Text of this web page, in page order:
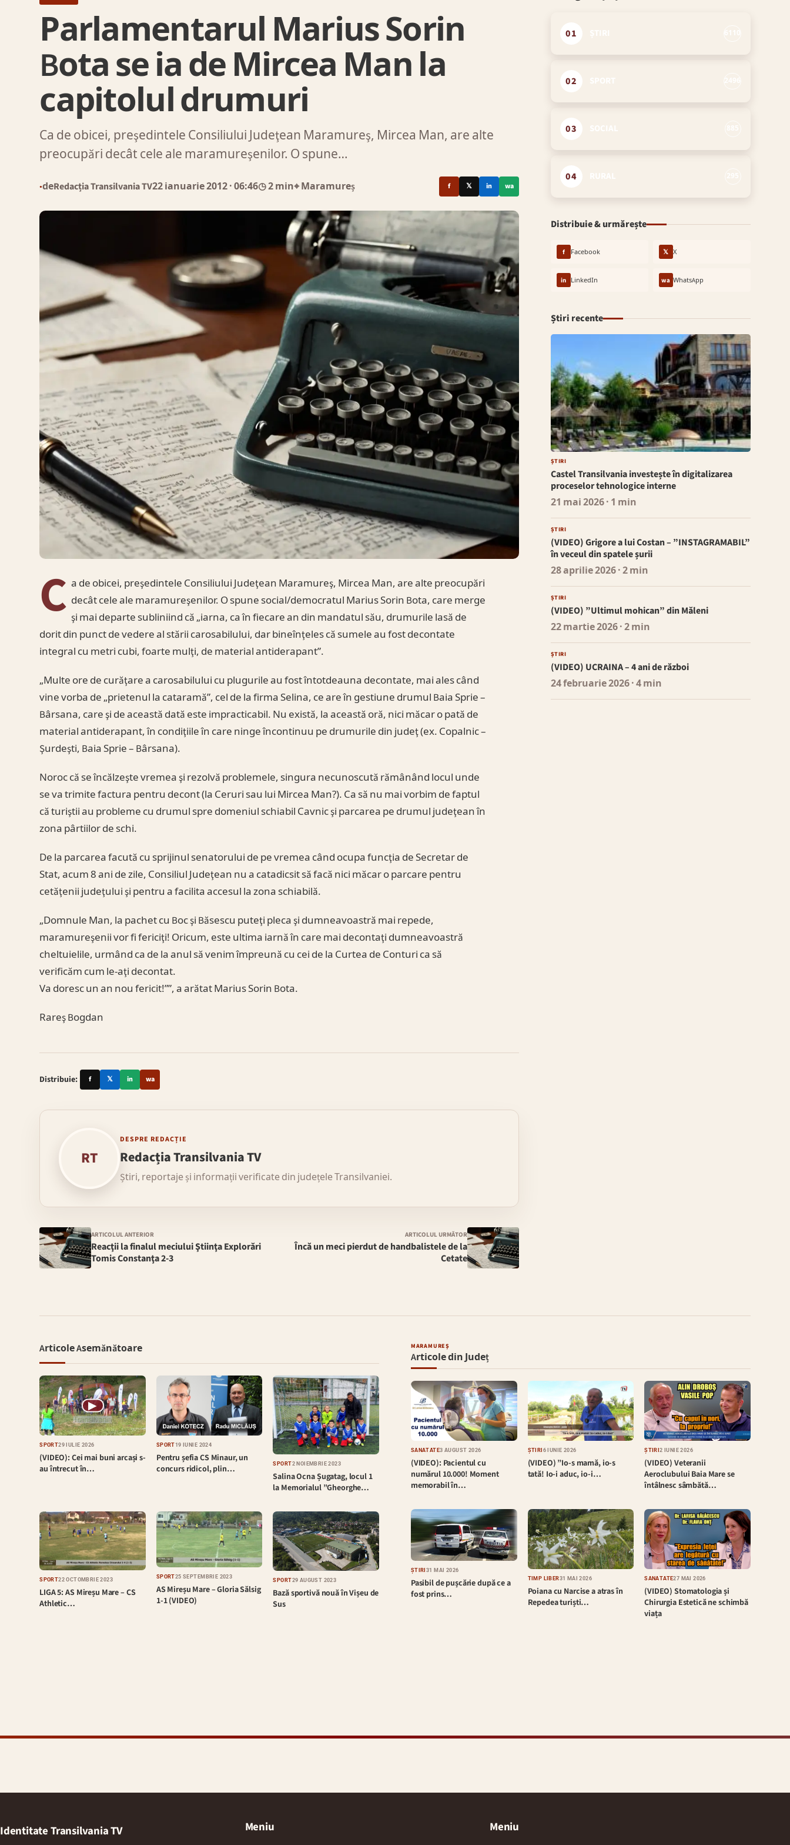
Parlamentarul Marius Sorin
Bota se ia de Mircea Man la
capitolul drumuri
Ca de obicei, preşedintele Consiliului Judeţean Maramureş, Mircea Man, are alte
preocupări decât cele ale maramureşenilor. O spune…
●deRedacția Transilvania TV22 ianuarie 2012· 06:46◷ 2 min⌖ Maramureș f 𝕏 in wa
C a de obicei, preşedintele Consiliului Judeţean Maramureş, Mircea Man, are alte preocupări
decât cele ale maramureşenilor. O spune social/democratul Marius Sorin Bota, care merge
şi mai departe subliniind că „iarna, ca în fiecare an din mandatul său, drumurile lasă de
dorit din punct de vedere al stării carosabilului, dar bineînţeles că sumele au fost decontate
integral cu metri cubi, foarte mulţi, de material antiderapant”.
„Multe ore de curăţare a carosabilului cu plugurile au fost întotdeauna decontate, mai ales când
vine vorba de „prietenul la cataramă”, cel de la firma Selina, ce are în gestiune drumul Baia Sprie –
Bârsana, care şi de această dată este impracticabil. Nu există, la această oră, nici măcar o pată de
material antiderapant, în condiţiile în care ninge încontinuu pe drumurile din judeţ (ex. Copalnic –
Şurdeşti, Baia Sprie – Bârsana).
Noroc că se încălzeşte vremea şi rezolvă problemele, singura necunoscută rămânând locul unde
se va trimite factura pentru decont (la Ceruri sau lui Mircea Man?). Ca să nu mai vorbim de faptul
că turiştii au probleme cu drumul spre domeniul schiabil Cavnic şi parcarea pe drumul judeţean în
zona pârtiilor de schi.
De la parcarea facută cu sprijinul senatorului de pe vremea când ocupa funcţia de Secretar de
Stat, acum 8 ani de zile, Consiliul Judeţean nu a catadicsit să facă nici măcar o parcare pentru
cetăţenii judeţului şi pentru a facilita accesul la zona schiabilă.
„Domnule Man, la pachet cu Boc şi Băsescu puteţi pleca şi dumneavoastră mai repede,
maramureşenii vor fi fericiţi! Oricum, este ultima iarnă în care mai decontaţi dumneavoastră
cheltuielile, urmând ca de la anul să venim împreună cu cei de la Curtea de Conturi ca să
verificăm cum le-aţi decontat.
Va doresc un an nou fericit!””, a arătat Marius Sorin Bota.
Rareş Bogdan
Distribuie: f 𝕏 in wa
RT
DESPRE REDACȚIE
Redacția Transilvania TV
Știri, reportaje și informații verificate din județele Transilvaniei.
ARTICOLUL ANTERIOR
Reacţii la finalul meciului Ştiinţa Explorări
Tomis Constanţa 2-3
ARTICOLUL URMĂTOR
Încă un meci pierdut de handbalistele de la
Cetate
01
02
03
04
Distribuie & urmărește
f Facebook 𝕏 X
in LinkedIn wa WhatsApp
Știri recente
ȘTIRI
Castel Transilvania investește în digitalizarea
proceselor tehnologice interne
21 mai 2026· 1 min
ȘTIRI
(VIDEO) Grigore a lui Costan – ”INSTAGRAMABIL”
în veceul din spatele șurii
28 aprilie 2026· 2 min
ȘTIRI
(VIDEO) ”Ultimul mohican” din Măleni
22 martie 2026· 2 min
ȘTIRI
(VIDEO) UCRAINA – 4 ani de război
24 februarie 2026· 4 min
Articole Asemănătoare
▶
SPORT29 IULIE 2026
(VIDEO): Cei mai buni arcași s-
au întrecut în…
SPORT19 IUNIE 2024
Pentru șefia CS Minaur, un
concurs ridicol, plin…
SPORT2 NOIEMBRIE 2023
Salina Ocna Șugatag, locul 1
la Memorialul ”Gheorghe…
SPORT22 OCTOMBRIE 2023
LIGA 5: AS Mireșu Mare – CS
Athletic…
SPORT25 SEPTEMBRIE 2023
AS Mireșu Mare – Gloria Sălsig
1-1 (VIDEO)
SPORT29 AUGUST 2023
Bază sportivă nouă în Vișeu de
Sus
MARAMUREȘ
Articole din Județ
SĂNĂTATE3 AUGUST 2026
(VIDEO): Pacientul cu
numărul 10.000! Moment
memorabil în…
ȘTIRI 6 IUNIE 2026
(VIDEO) ”Io-s mamă, io-s
tată! Io-i aduc, io-i…
ȘTIRI2 IUNIE 2026
(VIDEO) Veteranii
Aeroclubului Baia Mare se
întâlnesc sâmbătă…
ȘTIRI 31 MAI 2026
Pasibil de pușcărie după ce a
fost prins…
TIMP LIBER31 MAI 2026
Poiana cu Narcise a atras în
Repedea turiști…
SĂNĂTATE27 MAI 2026
(VIDEO) Stomatologia și
Chirurgia Estetică ne schimbă
viața
Identitate Transilvania TV Meniu Meniu